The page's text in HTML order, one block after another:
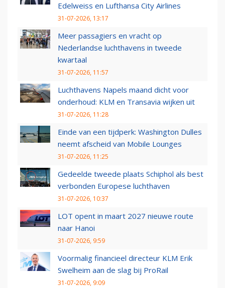
Edelweiss en Lufthansa City Airlines
31-07-2026, 13:17
Meer passagiers en vracht op
Nederlandse luchthavens in tweede
kwartaal
31-07-2026, 11:57
Luchthavens Napels maand dicht voor
onderhoud: KLM en Transavia wijken uit
31-07-2026, 11:28
Einde van een tijdperk: Washington Dulles
neemt afscheid van Mobile Lounges
31-07-2026, 11:25
Gedeelde tweede plaats Schiphol als best
verbonden Europese luchthaven
31-07-2026, 10:37
LOT opent in maart 2027 nieuwe route
naar Hanoi
31-07-2026, 9:59
Voormalig financieel directeur KLM Erik
Swelheim aan de slag bij ProRail
31-07-2026, 9:09